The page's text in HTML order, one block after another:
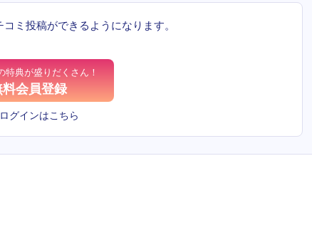
ミ投稿ができるようになります。
特典が盛りだくさん！
料会員登録
ログインはこちら